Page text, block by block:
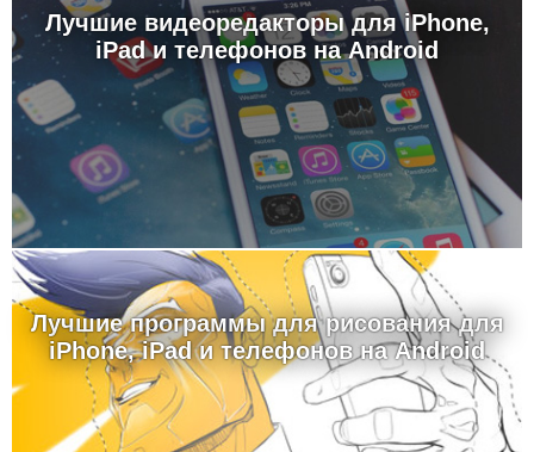
Лучшие видеоредакторы для iPhone,
iPad и телефонов на Android
Лучшие программы для рисования для
iPhone, iPad и телефонов на Android